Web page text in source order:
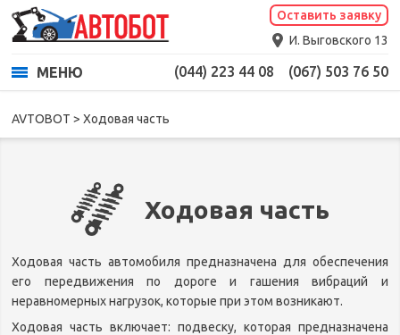
Ходовая часть
Оставить заявку
И. Выговского 13
МЕНЮ (044) 223 44 08 (067) 503 76 50
AVTOBOT >Ходовая часть
Ходовая часть
Ходовая часть автомобиля предназначена для обеспечения
его передвижения по дороге и гашения вибраций и
неравномерных нагрузок, которые при этом возникают.
Ходовая часть включает: подвеску, которая предназначена